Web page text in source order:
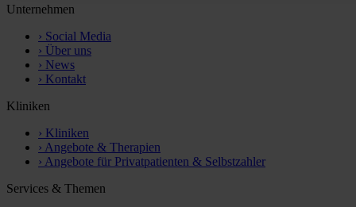
Unternehmen
› Social Media
› Über uns
› News
› Kontakt
Kliniken
› Kliniken
› Angebote & Therapien
› Angebote für Privatpatienten & Selbstzahler
Services & Themen